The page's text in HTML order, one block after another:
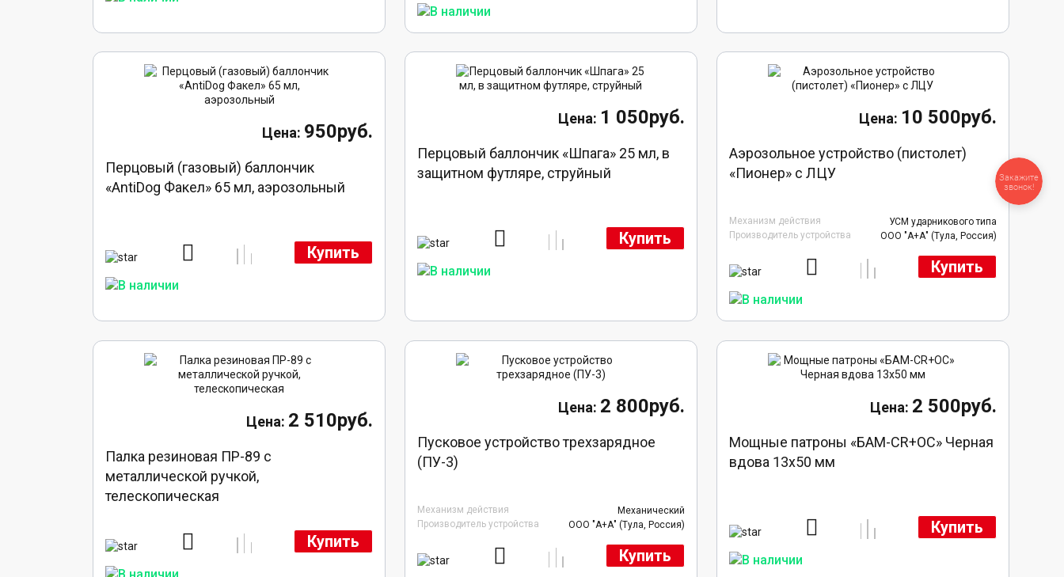
950руб.
Перцовый (газовый) баллончик
«AntiDog Факел» 65 мл, аэрозольный
Купить
1 050руб.
Перцовый баллончик «Шпага» 25 мл, в
защитном футляре, струйный
Купить
10 500руб.
Аэрозольное устройство (пистолет)
«Пионер» с ЛЦУ
Механизм действия
УСМ ударникового типа
Производитель устройства
ООО "А+А" (Тула, Россия)
Купить
2 510руб.
Палка резиновая ПР-89 с
металлической ручкой,
телескопическая
Купить
2 800руб.
Пусковое устройство трехзарядное
(ПУ-3)
Механизм действия
Механический
Производитель устройства
ООО "А+А" (Тула, Россия)
Купить
2 500руб.
Мощные патроны «БАМ-CR+ОС» Черная
вдова 13х50 мм
Купить
Закажите
звонок!